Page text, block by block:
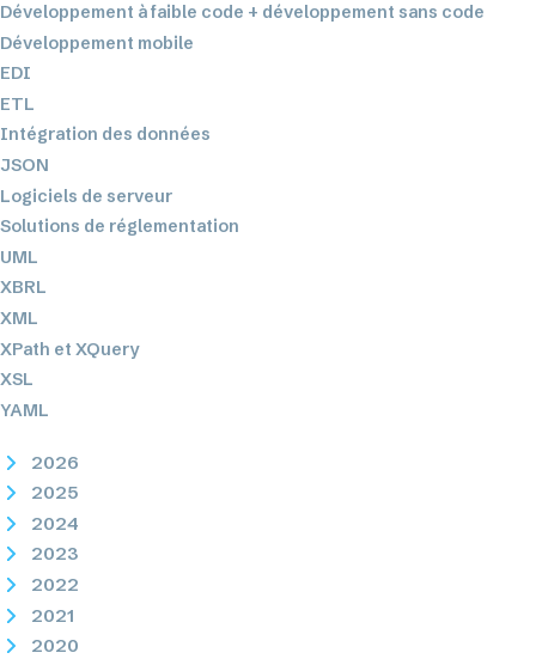
Développement à faible code + développement sans code
Développement mobile
EDI
ETL
Intégration des données
JSON
Logiciels de serveur
Solutions de réglementation
UML
XBRL
XML
XPath et XQuery
XSL
YAML
2026
2025
2024
2023
2022
2021
2020